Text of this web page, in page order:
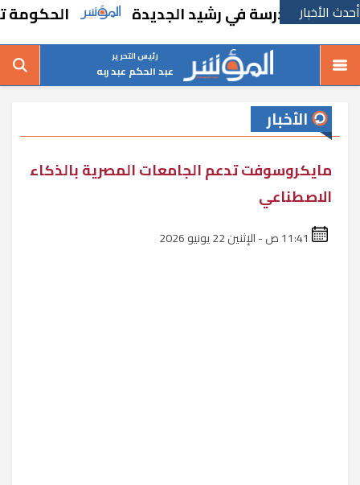
أحدث الأخبارمدرسة في رشيد الجديدة الحكومة تقر
رئيس التحرير
عبد الحكم عبد ربه
الأخبار
مايكروسوفت تدعم الجامعات المصرية بالذكاء
الاصطناعي